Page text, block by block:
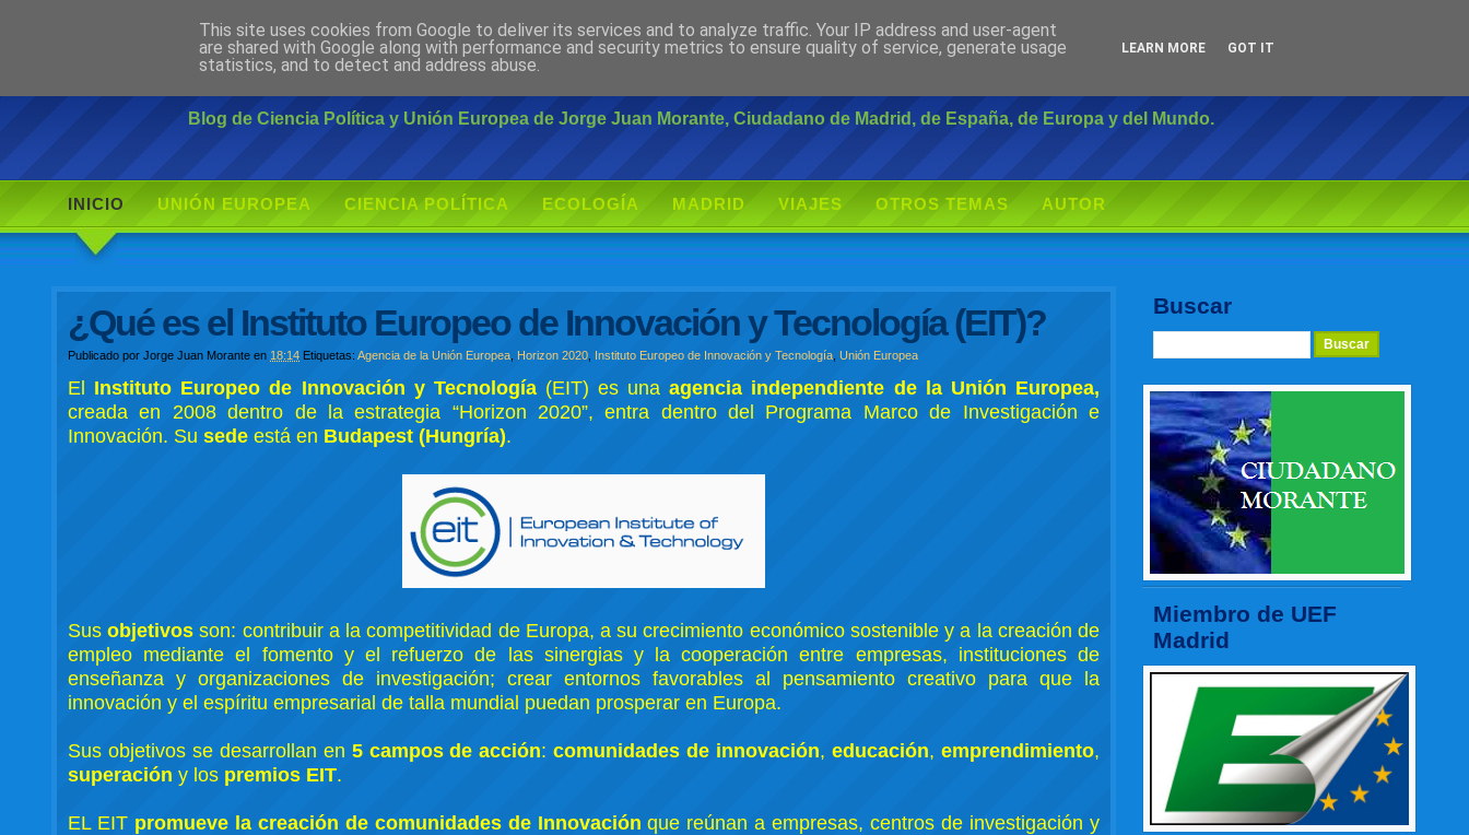
Ciudadano Morante
Blog de Ciencia Política y Unión Europea de Jorge Juan Morante, Ciudadano de Madrid, de España, de Europa y del Mundo.
INICIO UNIÓN EUROPEA CIENCIA POLÍTICA ECOLOGÍA MADRID VIAJES OTROS TEMAS AUTOR
Buscar
Miembro de UEF
Madrid
¿Qué es el Instituto Europeo de Innovación y Tecnología (EIT)?
Publicado porJorge Juan Morante en 18:14 Etiquetas:Agencia de la Unión Europea ,Horizon 2020 Instituto Europeo de Innovación y Tecnología ,Unión Europea
E Instituto Europeo de Innovación y Tecnología(EIT) es unaagencia independiente de la Unión Europea,
creada en 2008 dentro de la estrategia “Horizon 2020”, entra dentro del Programa Marco de Investigación e
Innovación. Susedeestá en Budapest (Hungría).
Susobjetivos son: contribuir a la competitividad de Europa, a su crecimiento económico sostenible y a la creación de
empleo mediante el fomento y el refuerzo de las sinergias y la cooperación entre empresas, instituciones de
enseñanza y organizaciones de investigación; crear entornos favorables al pensamiento creativo para que la
innovación y el espíritu empresarial de talla mundial puedan prosperar en Europa.
Sus objetivos se desarrollan en 5 campos de acción:comunidades de innovación,educación, emprendimiento,
superación y los premios EIT.
EL EIT promueve la creación de comunidades de Innovación que reúnan a empresas, centros de investigación y
This site uses cookies from Google to deliver its services and to analyze traffic. Your IP address and user-agent
are shared with Google along with performance and security metrics to ensure quality of service, generate usage
statistics, and to detect and address abuse.
LEARN MORE GOT IT